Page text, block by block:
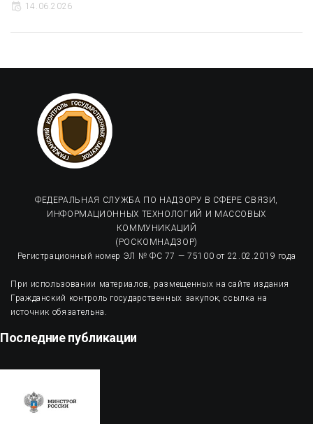
14.06.2026
ФЕДЕРАЛЬНАЯ СЛУЖБА ПО НАДЗОРУ В СФЕРЕ СВЯЗИ,
ИНФОРМАЦИОННЫХ ТЕХНОЛОГИЙ И МАССОВЫХ
КОММУНИКАЦИЙ
(РОСКОМНАДЗОР)
Регистрационный номер ЭЛ № ФС 77 — 75100 от 22.02.2019 года
При использовании материалов, размещенных на сайте издания
Гражданский контроль государственных закупок, ссылка на
источник обязательна.
Последние публикации